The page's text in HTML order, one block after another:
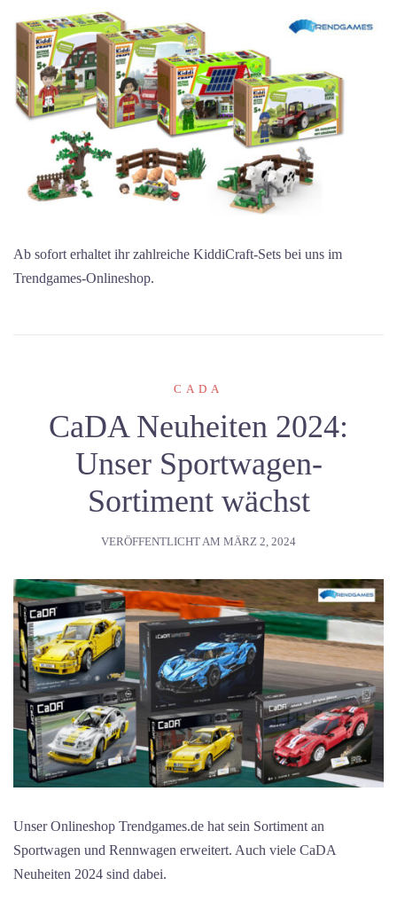
Ab sofort erhaltet ihr zahlreiche KiddiCraft-Sets bei uns im
Trendgames-Onlineshop.
CADA
CaDA Neuheiten 2024:
Unser Sportwagen-
Sortiment wächst
VERÖFFENTLICHT AM MÄRZ 2, 2024
Unser Onlineshop Trendgames.de hat sein Sortiment an
Sportwagen und Rennwagen erweitert. Auch viele CaDA
Neuheiten 2024 sind dabei.